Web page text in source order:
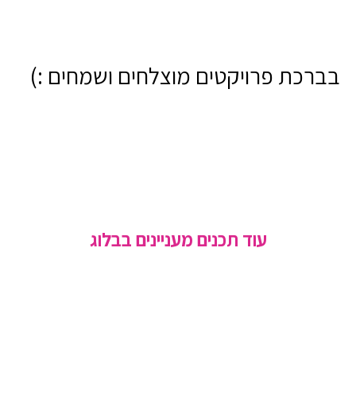
בברכת פרויקטים מוצלחים ושמחים :)
עוד תכנים מעניינים בבלוג